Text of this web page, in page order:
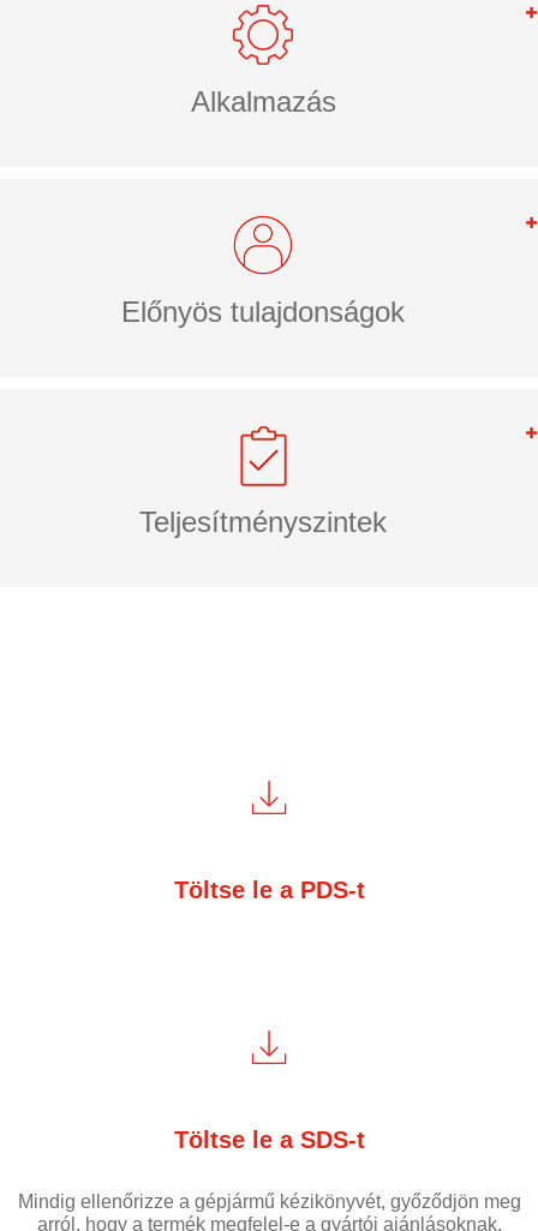
Alkalmazás
Előnyös tulajdonságok
Teljesítményszintek
Töltse le a PDS-t
Töltse le a SDS-t
Mindig ellenőrizze a gépjármű kézikönyvét, győződjön meg
arról, hogy a termék megfelel-e a gyártói ajánlásoknak,